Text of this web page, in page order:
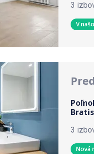
3
V
3
Nová